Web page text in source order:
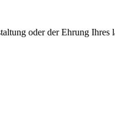
oder der Ehrung Ihres